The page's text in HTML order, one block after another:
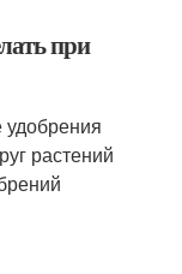
при
удобрения
растений